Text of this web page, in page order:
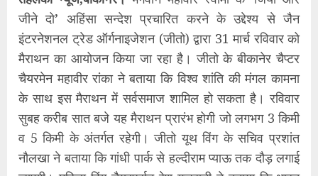
जीने दो’ अहिंसा सन्देश प्रचारित करने के उद्देश्य से जैन
इंटरनेशनल ट्रेड ऑर्गनाइजेशन (जीतो) द्वारा 31 मार्च रविवार को
मैराथन का आयोजन किया जा रहा है। जीतो के बीकानेर चैप्टर
चैयरमेन महावीर रांका ने बताया कि विश्व शांति की मंगल कामना
के साथ इस मैराथन में सर्वसमाज शामिल हो सकता है। रविवार
सुबह करीब सात बजे यह मैराथन प्रारंभ होगी जो लगभग 3 किमी
व 5 किमी के अंतर्गत रहेगी। जीतो यूथ विंग के सचिव प्रशांत
नौलखा ने बताया कि गांधी पार्क से हल्दीराम प्याऊ तक दौड़ लगाई